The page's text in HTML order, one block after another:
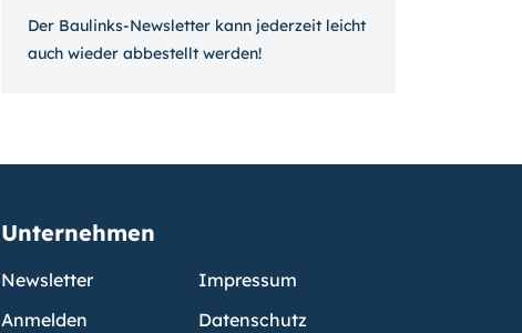
Der Baulinks-Newsletter kann jeder­zeit leicht
auch wieder ab­bestellt werden!
Unternehmen
Newsletter
Anmelden
Impressum
Datenschutz